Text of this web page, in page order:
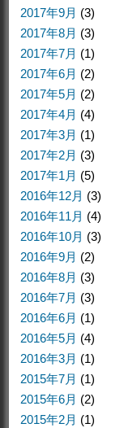
2017年9月 (3)
2017年8月 (3)
2017年7月 (1)
2017年6月 (2)
2017年5月 (2)
2017年4月 (4)
2017年3月 (1)
2017年2月 (3)
2017年1月 (5)
2016年12月 (3)
2016年11月 (4)
2016年10月 (3)
2016年9月 (2)
2016年8月 (3)
2016年7月 (3)
2016年6月 (1)
2016年5月 (4)
2016年3月 (1)
2015年7月 (1)
2015年6月 (2)
2015年2月 (1)